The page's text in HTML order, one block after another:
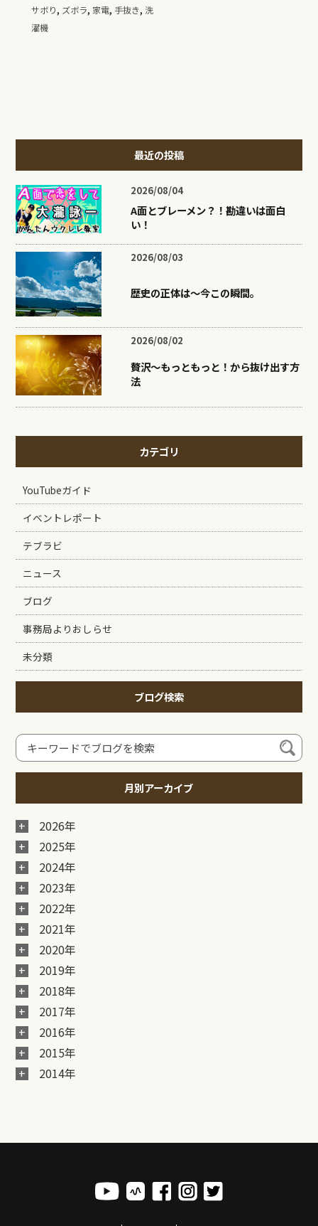
サボり, ズボラ, 家電, 手抜き, 洗
濯機
最近の投稿
2026/08/04
A面とブレーメン？！勘違いは面白
い！
2026/08/03
歴史の正体は〜今この瞬間。
2026/08/02
贅沢〜もっともっと！から抜け出す方
法
カテゴリ
YouTubeガイド
イベントレポート
テブラビ
ニュース
ブログ
事務局よりおしらせ
未分類
ブログ検索
月別アーカイブ
2026年
2025年
2024年
2023年
2022年
2021年
2020年
2019年
2018年
2017年
2016年
2015年
2014年